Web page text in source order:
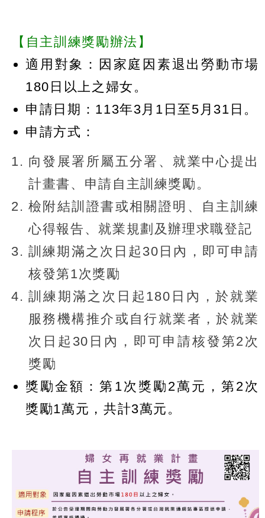
【自主訓練獎勵辦法】
適用對象：因家庭因素退出勞動市場
180日以上之婦女。
申請日期：113年3月1日至5月31日。
申請方式：
向發展署所屬五分署、就業中心提出
計畫書、申請自主訓練獎勵。
檢附結訓證書或相關證明、自主訓練
心得報告、就業規劃及辦理求職登記
訓練期滿之次日起30日內，即可申請
核發第1次獎勵
訓練期滿之次日起180日內，於就業
服務機構推介或自行就業者，於就業
次日起30日內，即可申請核發第2次
獎勵
獎勵金額：第1次獎勵2萬元，第2次
獎勵1萬元，共計3萬元。